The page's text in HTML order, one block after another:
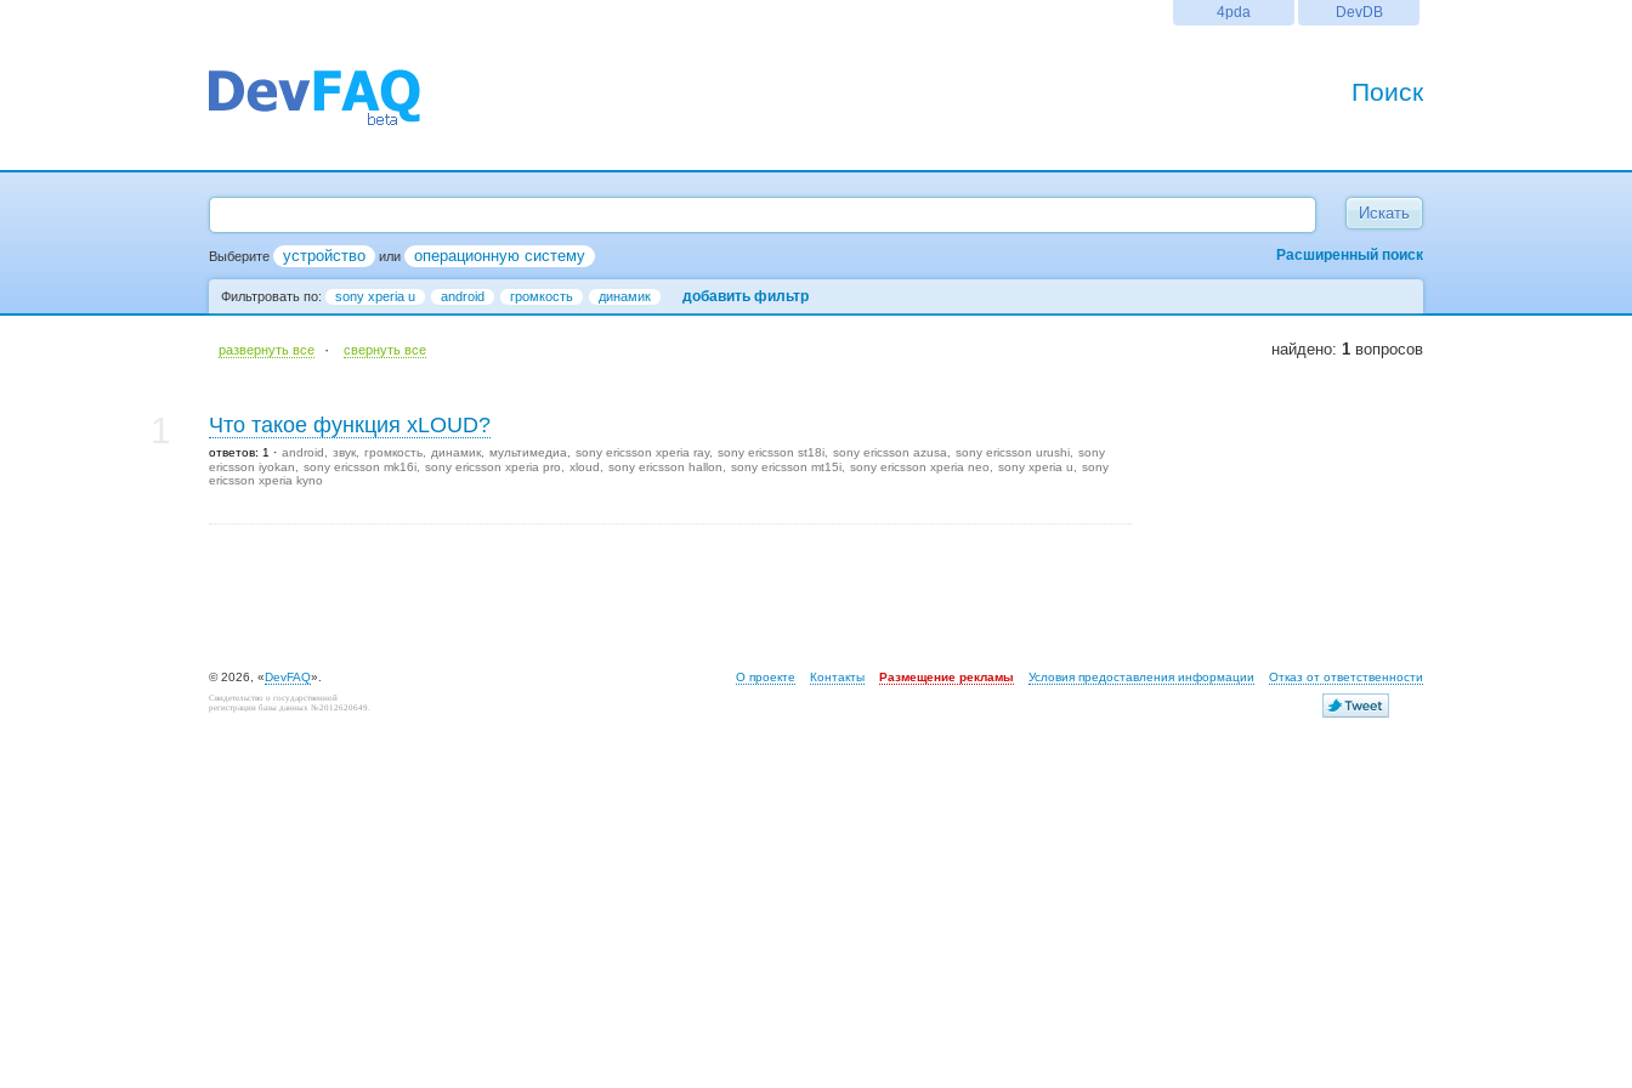
DevDB
4pda
Поиск
Выберите устройство Расширенный поиск
или операционную систему
Фильтровать по: sony xperia u android громкость динамик добавить фильтр
развернуть все · cвернуть все найдено: 1 вопросов
Что такое функция xLOUD?
ответов: 1 android звук громкость динамик мультимедиа sony ericsson xperia ray sony ericsson st18i sony ericsson azusa sony ericsson urushi
sony
ericsson iyokan
sony ericsson mk16i sony ericsson xperia pro xloud sony ericsson hallon sony ericsson mt15i sony ericsson xperia neo sony xperia u
sony
ericsson xperia kyno
© 2026, «DevFAQ». О проекте Контакты Размещение рекламы Условия предоставления информации Отказ от ответственности
Свидетельство о государственной
регистрации базы данных №2012620649.